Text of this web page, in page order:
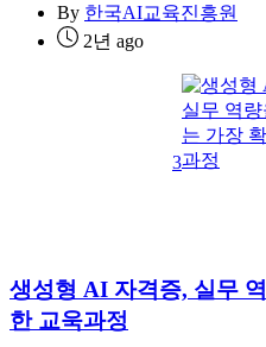
By 한국AI교육진흥원
2년 ago
3
생성형 AI 자격증, 실무
한 교욱과정